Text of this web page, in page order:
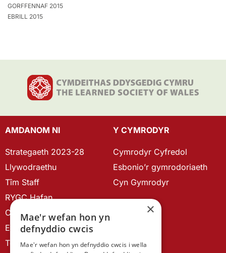
GORFFENNAF 2015
EBRILL 2015
AMDANOM NI
Strategaeth 2023-28
Llywodraethu
Tîm Staff
RYGC Hafan
Canllawiau brandio
Ein Hanes
Telerau ac Amodau
Y CYMRODYR
Cymrodyr Cyfredol
Esbonio’r gymrodoriaeth
Cyn Gymrodyr
×
Mae'r wefan hon yn
defnyddio cwcis
Mae'r wefan hon yn defnyddio cwcis i wella